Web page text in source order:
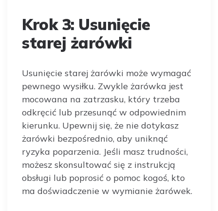
Krok 3: Usunięcie
starej żarówki
Usunięcie starej żarówki może wymagać
pewnego wysiłku. Zwykle żarówka jest
mocowana na zatrzasku, który trzeba
odkręcić lub przesunąć w odpowiednim
kierunku. Upewnij się, że nie dotykasz
żarówki bezpośrednio, aby uniknąć
ryzyka poparzenia. Jeśli masz trudności,
możesz skonsultować się z instrukcją
obsługi lub poprosić o pomoc kogoś, kto
ma doświadczenie w wymianie żarówek.